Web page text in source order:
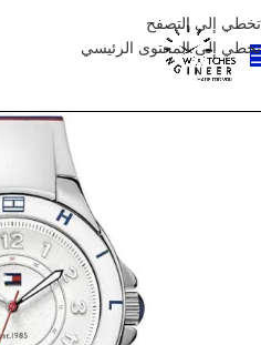
تخطي إلى التصفح
تخطي إلى المحتوى الرئيسي